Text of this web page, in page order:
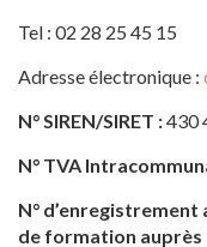
Tel : 02 28 25 45 15
Adresse électronique :
N° SIREN/SIRET :430
N° TVA
N°
de formation auprès